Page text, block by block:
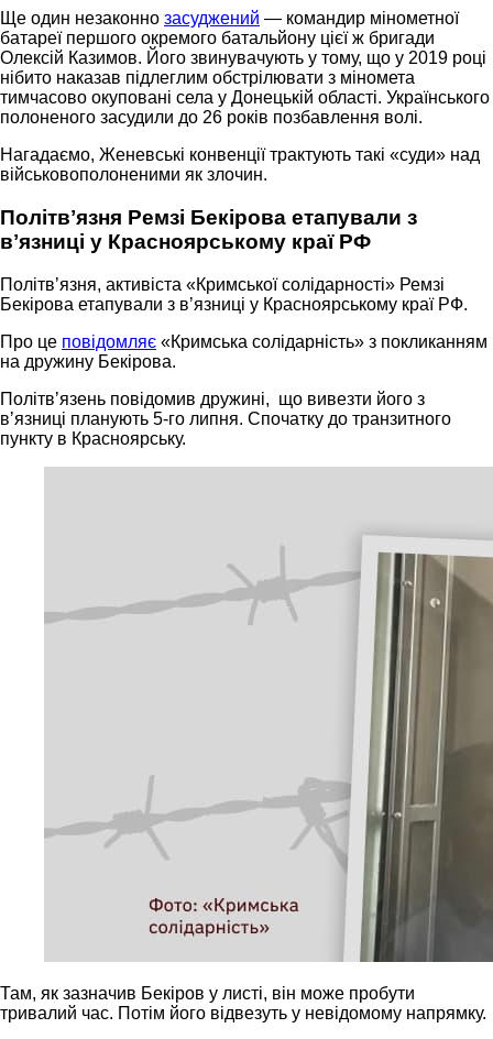
Ще один незаконно засуджений — командир мінометної
батареї першого окремого батальйону цієї ж бригади
Олексій Казимов. Його звинувачують у тому, що у 2019 році
нібито наказав підлеглим обстрілювати з міномета
тимчасово окуповані села у Донецькій області. Українського
полоненого засудили до 26 років позбавлення волі.
Нагадаємо, Женевські конвенції трактують такі «суди» над
військовополоненими як злочин.
Політвʼязня Ремзі Бекірова етапували з
вʼязниці у Красноярському краї РФ
Політвʼязня, активіста «Кримської солідарності» Ремзі
Бекірова етапували з вʼязниці у Красноярському краї РФ.
Про це повідомляє «Кримська солідарність» з покликанням
на дружину Бекірова.
Політвʼязень повідомив дружині, що вивезти його з
вʼязниці планують 5-го липня. Спочатку до транзитного
пункту в Красноярську.
Там, як зазначив Бекіров у листі, він може пробути
тривалий час. Потім його відвезуть у невідомому напрямку.